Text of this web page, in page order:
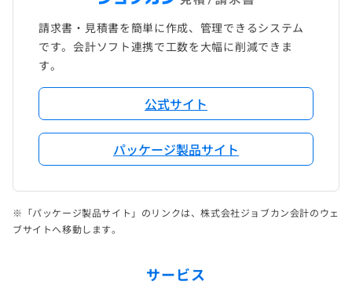
請求書・見積書を簡単に作成、管理できるシステム
です。会計ソフト連携で工数を大幅に削減できま
す。
公式サイト
パッケージ製品サイト
※「パッケージ製品サイト」のリンクは、株式会社ジョブカン会計のウェ
ブサイトへ移動します。
サービス